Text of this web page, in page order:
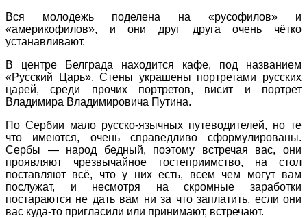
Вся молодежь поделена на «русофилов» и
«америкофилов», и они друг друга очень чётко
устанавливают.
В центре Белграда находится кафе, под названием
«Русский Царь». Стены украшены портретами русских
царей, среди прочих портретов, висит и портрет
Владимира Владимировича Путина.
По Сербии мало русско-язычных путеводителей, но те
что имеются, очень справедливо сформулированы.
Сербы — народ бедный, поэтому встречая вас, они
проявляют чрезвычайное гостеприимство, на стол
поставляют всё, что у них есть, всем чем могут вам
послужат, и несмотря на скромные заработки
постараются не дать вам ни за что заплатить, если они
вас куда-то пригласили или принимают, встречают.